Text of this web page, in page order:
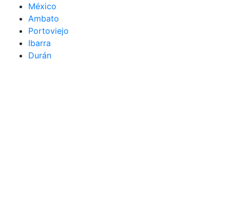
México
Ambato
Portoviejo
Ibarra
Durán